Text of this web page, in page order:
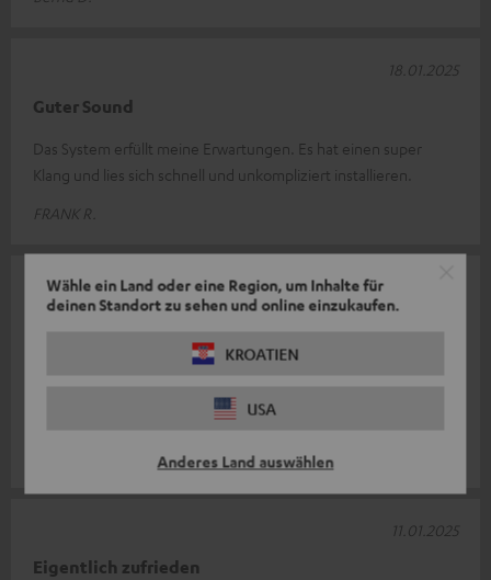
Wähle ein Land oder eine Region, um Inhalte für
deinen Standort zu sehen und online einzukaufen.
KROATIEN
USA
Anderes Land auswählen
Guter Sound
Das System erfüllt meine Erwartungen. Es hat einen super
Klang und lies sich schnell und unkompliziert installieren.
FRANK R.
18.01.2025
Ich kann für dieses Produkt nur 5 Sterne vergeben:
schneller Versand mit hervorra
Komplette Bewertung lesen
Eigentlich zufrieden
11.01.2025